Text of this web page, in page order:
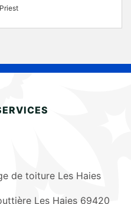
de toiture Les Haies
Les Haies 69420